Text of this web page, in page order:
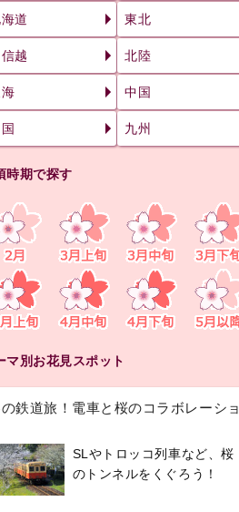
道 東北
越 北陸
中国
九州
時期で探す
マ別お花見スポット
鉄道旅！電車と桜のコラボレーショ
SLやトロッコ列車など、桜
のトンネルをくぐろう！